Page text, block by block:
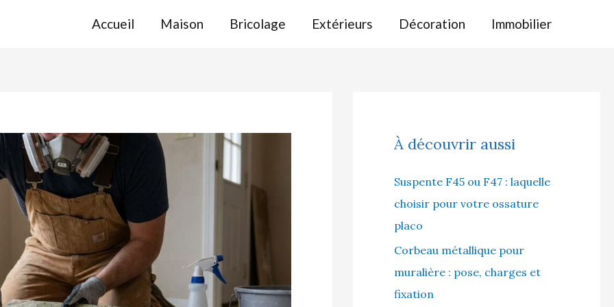
Accueil Maison Bricolage Extérieurs Décoration Immobilier
À découvrir aussi
Suspente F45 ou F47 : laquelle
choisir pour votre ossature
placo
Corbeau métallique pour
muralière : pose, charges et
fixation